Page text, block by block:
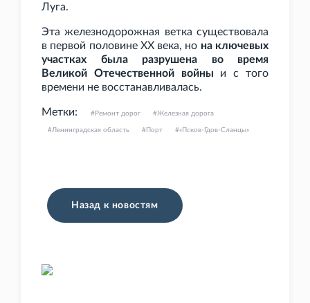
Луга.
Эта железнодорожная ветка существовала
в первой половине XX века, но на ключевых
участках была разрушена во время
Великой Отечественной войны и с того
времени не восстанавливалась.
Метки: Ремонт дорог Железная дорога
Ленинградская область Порт «Псков-Гдов-Сланцы»
Назад к новостям